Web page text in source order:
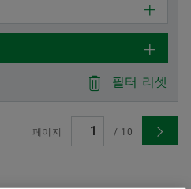
매체의 최대 주문 수량은
입한 재료를 판매하는 것
다.
지금 주문하기
필터 리셋
페이지 / 10